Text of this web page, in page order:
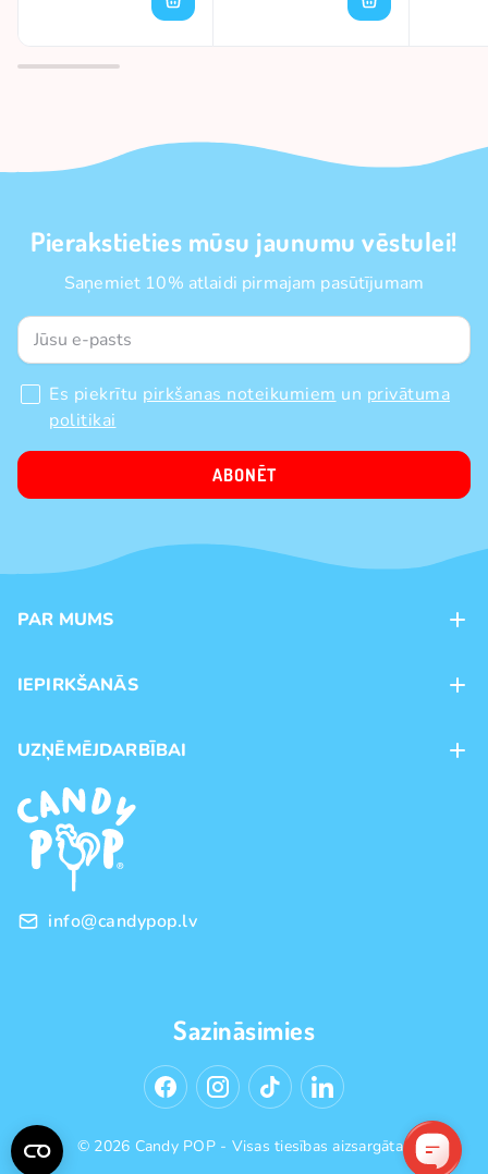
Pierakstieties mūsu jaunumu vēstulei!
Saņemiet 10% atlaidi pirmajam pasūtījumam
Es piekrītu pirkšanas noteikumiem un privātuma
politikai
ABONĒT
PAR MUMS
Veikali
Preču zīmoli
IEPIRKŠANĀS
Piegāde
Pirkšanas noteikumi
Privātuma politika
UZŅĒMĒJDARBĪBAI
Franšīze
Vairumtirdzniecība
info@candypop.lv
Sazināsimies
© 2026 Candy POP - Visas tiesības aizsargātas